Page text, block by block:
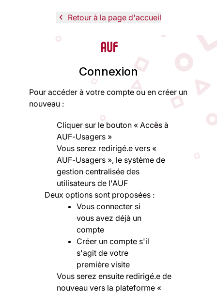
navigate_before Retour à la page d'accueil
Logo
Connexion
Pour accéder à votre compte ou en créer un
nouveau :
Cliquer sur le bouton « Accès à
AUF-Usagers »
Vous serez redirigé.e vers «
AUF-Usagers », le système de
gestion centralisée des
utilisateurs de l'AUF
Deux options sont proposées :
Vous connecter si
vous avez déjà un
compte
Créer un compte s'il
s'agit de votre
première visite
Vous serez ensuite redirigé.e de
nouveau vers la plateforme «